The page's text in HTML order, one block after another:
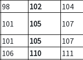
98 102
104
101 105
107
101 105
107
106 110
111